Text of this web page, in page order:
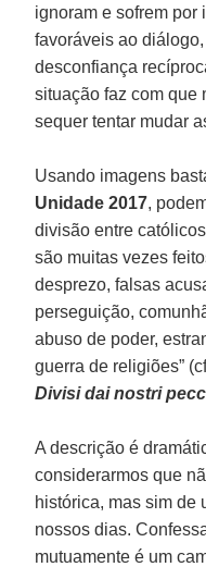
ignoram e sofrem por
favoráveis ao
desconfiança
situação faz com que
sequer tentar mudar
Usando imagens
Unidade 2017,
divisão entre
são muitas vezes
desprezo, falsas
perseguição,
abuso de poder,
guerra de religiões”
Divisi dai nostri
A descrição é
considerarmos que
histórica, mas sim de
nossos dias.
mutuamente é um